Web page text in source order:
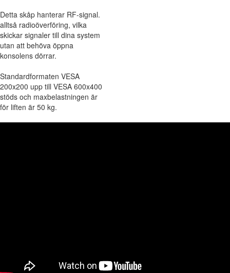
Detta skåp hanterar RF-signal.
alltså radioöverföring, vilka
skickar signaler till dina system
utan att behöva öppna
konsolens dörrar.
Standardformaten VESA
200x200 upp till VESA 600x400
stöds och maxbelastningen är
för liften är 50 kg.